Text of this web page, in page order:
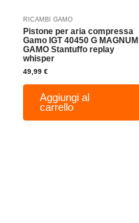
RICAMBI GAMO
Pistone per aria compressa
Gamo IGT 40450 G MAGNUM
GAMO Stantuffo replay
whisper
49,99€
Aggiungi al
carrello